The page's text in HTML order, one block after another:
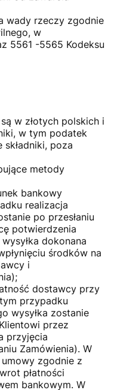
wady rzeczy zgodnie
w
5561 -5565 Kodeksu
w złotych polskich i
w tym podatek
składniki, poza
metody
bankowy
realizacja
po przesłaniu
potwierdzenia
dokonana
środków na
i
dostawcy przy
przypadku
wysyłka zostanie
przez
przyjęcia
Zamówienia). W
zgodnie z
płatności
bankowym. W